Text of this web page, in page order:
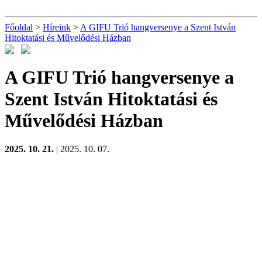
Főoldal > Híreink > A GIFU Trió hangversenye a Szent István
Hitoktatási és Művelődési Házban
A GIFU Trió hangversenye a
Szent István Hitoktatási és
Művelődési Házban
2025. 10. 21. | 2025. 10. 07.